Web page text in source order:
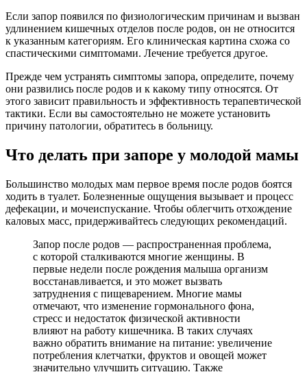
Если запор появился по физиологическим причинам и вызван
удлинением кишечных отделов после родов, он не относится
к указанным категориям. Его клиническая картина схожа со
спастическими симптомами. Лечение требуется другое.
Прежде чем устранять симптомы запора, определите, почему
они развились после родов и к какому типу относятся. От
этого зависит правильность и эффективность терапевтической
тактики. Если вы самостоятельно не можете установить
причину патологии, обратитесь в больницу.
Что делать при запоре у молодой мамы
Большинство молодых мам первое время после родов боятся
ходить в туалет. Болезненные ощущения вызывает и процесс
дефекации, и мочеиспускание. Чтобы облегчить отхождение
каловых масс, придерживайтесь следующих рекомендаций.
Запор после родов — распространенная проблема,
с которой сталкиваются многие женщины. В
первые недели после рождения малыша организм
восстанавливается, и это может вызвать
затруднения с пищеварением. Многие мамы
отмечают, что изменение гормонального фона,
стресс и недостаток физической активности
влияют на работу кишечника. В таких случаях
важно обратить внимание на питание: увеличение
потребления клетчатки, фруктов и овощей может
значительно улучшить ситуацию. Также